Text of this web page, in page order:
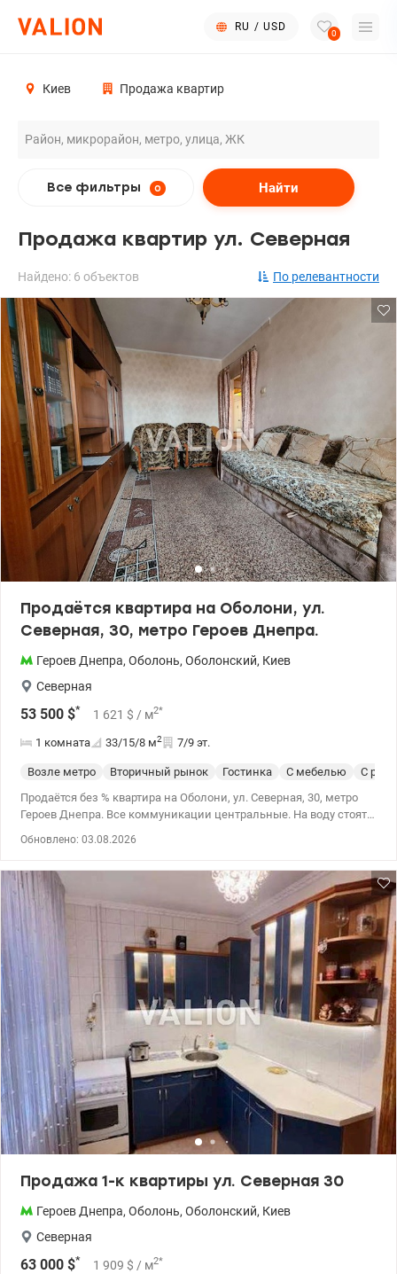
RU / USD
0
Киев Продажа квартир
Все фильтры 0 Найти
Продажа квартир ул. Северная
Найдено: 6 объектов По релевантности
Продаётся квартира на Оболони, ул.
Северная, 30, метро Героев Днепра.
Героев Днепра, Оболонь, Оболонский, Киев
Северная
53 500 $* 1 621 $ / м2*
1 комната 33/15/8 м2 7/9 эт.
Возле метро Вторичный рынок Гостинка С мебелью
С
Продаётся без % квартира на Оболони, ул. Северная, 30, метро
Героев Днепра. Все коммуникации центральные. На воду стоят
Балкон и кухня застеклены металлопластиковыми
двухкамерными пакетами. Находится в тихом удобном месте. В
пешей доступности магазины, метро Героев Днепра. Рядом
школа и садик. Для любителей природы и пляжа, в 10 минутах
ходьбы река Днепр и залив. Великолепная транспортная
развязка. Цена: 53500 у.е. моб. 0664863383 Татьяна. Valion.ua/
1083523
Обновлено: 03.08.2026
Продажа 1-к квартиры ул. Северная 30
Героев Днепра, Оболонь, Оболонский, Киев
Северная
63 000 $* 1 909 $ / м2*